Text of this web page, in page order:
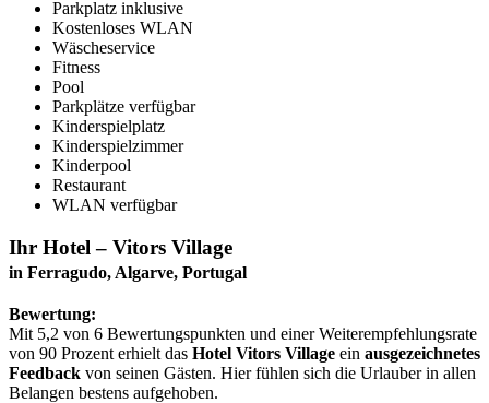
Parkplatz inklusive
Kostenloses WLAN
Wäscheservice
Fitness
Pool
Parkplätze verfügbar
Kinderspielplatz
Kinderspielzimmer
Kinderpool
Restaurant
WLAN verfügbar
Ihr Hotel – Vitors Village
in Ferragudo, Algarve, Portugal
Bewertung:
Mit 5,2 von 6 Bewertungspunkten und einer Weiterempfehlungsrate
von 90 Prozent erhielt das Hotel Vitors Village ein ausgezeichnetes
Feedback von seinen Gästen. Hier fühlen sich die Urlauber in allen
Belangen bestens aufgehoben.